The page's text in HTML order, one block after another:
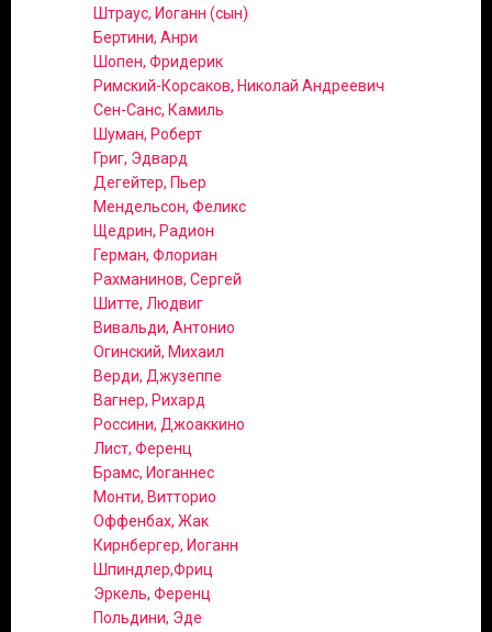
Штраус, Иоганн (сын)
Бертини, Анри
Шопен, Фридерик
Римский-Корсаков, Николай Андреевич
Сен-Санс, Камиль
Шуман, Роберт
Григ, Эдвард
Дегейтер, Пьер
Мендельсон, Феликс
Щедрин, Радион
Герман, Флориан
Рахманинов, Сергей
Шитте, Людвиг
Вивальди, Антонио
Огинский, Михаил
Верди, Джузеппе
Вагнер, Рихард
Россини, Джоаккино
Лист, Ференц
Брамс, Иоганнес
Монти, Витторио
Оффенбах, Жак
Кирнбергер, Иоганн
Шпиндлер,Фриц
Эркель, Ференц
Польдини, Эде